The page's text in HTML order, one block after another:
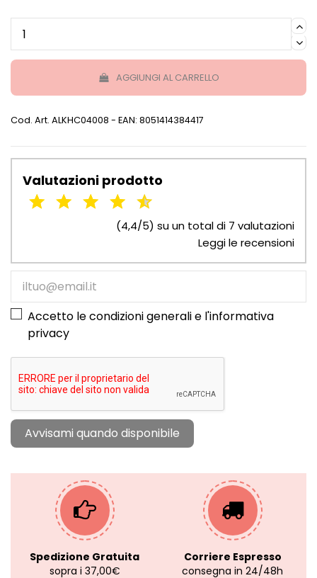
AGGIUNGI AL CARRELLO
Cod. Art. ALKHC04008 - EAN: 8051414384417
Valutazioni prodotto
(4,4/5) su un total di 7 valutazioni
Leggi le recensioni
Accetto le condizioni generali e l'informativa
privacy
Spedizione Gratuita
sopra i 37,00€
Corriere Espresso
consegna in 24/48h